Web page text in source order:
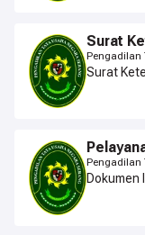
Surat
Pengadilan
Surat
Pengadilan
Dokumen